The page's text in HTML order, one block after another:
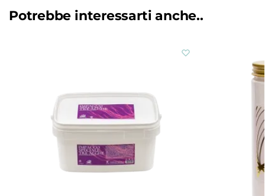
Potrebbe interessarti anche..